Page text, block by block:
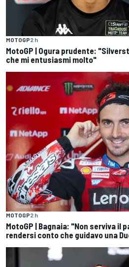
MOTOGP2 h
MotoGP | Ogura prudente:
che mi entusiasmi molto"
MOTOGP2 h
MotoGP | Bagnaia: "Non serviva il
rendersi conto che guidavo una